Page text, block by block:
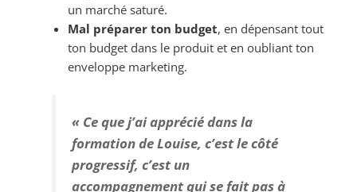
un marché saturé.
Mal préparer ton budget, en dépensant tout
ton budget dans le produit et en oubliant ton
enveloppe marketing.
« Ce que j’ai apprécié dans la
formation de Louise, c’est le côté
progressif, c’est un
accompagnement qui se fait pas à